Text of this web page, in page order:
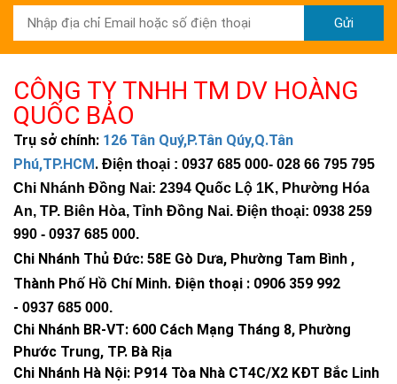
Gửi
CÔNG TY TNHH TM DV HOÀNG
QUỐC BẢO
Trụ sở chính: 126 Tân Quý,P.Tân Qúy,Q.Tân
Phú,TP.HCM. Điện thoại : 0937 685 000- 028 66 795 795
Chi Nhánh Đồng Nai: 2394 Quốc Lộ 1K, Phường Hóa
An, TP. Biên Hòa, Tỉnh Đồng Nai. Điện thoại: 0938 259
990 - 0937 685 000.
Chi Nhánh Thủ Đức: 58E Gò Dưa, Phường Tam Bình ,
Thành Phố Hồ Chí Minh. Điện thoại : 0906 359 992
- 0937 685 000.
Chi Nhánh BR-VT: 600 Cách Mạng Tháng 8, Phường
Phước Trung, TP. Bà Rịa
Chi Nhánh Hà Nội: P914 Tòa Nhà CT4C/X2 KĐT Bắc Linh